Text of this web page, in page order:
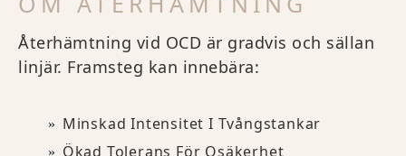
Återhämtning vid OCD är gradvis och sällan
linjär. Framsteg kan innebära:
Minskad Intensitet I Tvångstankar
Ökad Tolerans För Osäkerhet